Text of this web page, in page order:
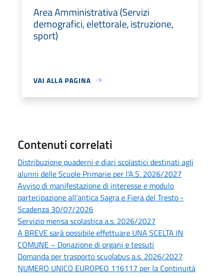
Area Amministrativa (Servizi
demografici, elettorale, istruzione,
sport)
VAI ALLA PAGINA
Contenuti correlati
Distribuzione quaderni e diari scolastici destinati agli
alunni delle Scuole Primarie per l'A.S. 2026/2027
Avviso di manifestazione di interesse e modulo
partecipazione all’antica Sagra e Fiera del Tresto -
Scadenza 30/07/2026
Servizio mensa scolastica a.s. 2026/2027
A BREVE sarà possibile effettuare UNA SCELTA IN
COMUNE – Donazione di organi e tessuti
Domanda per trasporto scuolabus a.s. 2026/2027
NUMERO UNICO EUROPEO 116117 per la Continuità